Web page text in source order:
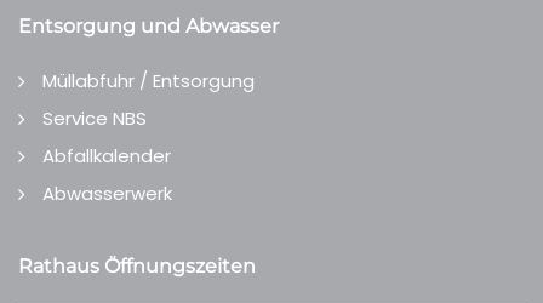
Entsorgung und Abwasser
Müllabfuhr / Entsorgung
Service NBS
Abfallkalender
Abwasserwerk
Rathaus Öffnungszeiten